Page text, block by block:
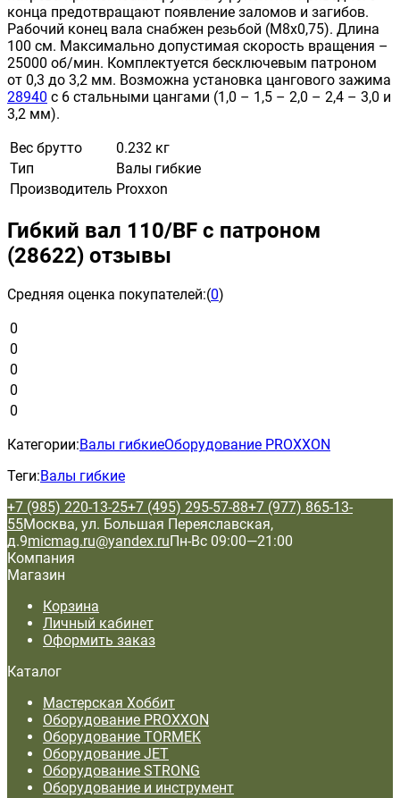
конца предотвращают появление заломов и загибов.
Рабочий конец вала снабжен резьбой (М8х0,75). Длина
100 см. Максимально допустимая скорость вращения –
25000 об/мин. Комплектуется бесключевым патроном
от 0,3 до 3,2 мм. Возможна установка цангового зажима
28940 с 6 стальными цангами (1,0 – 1,5 – 2,0 – 2,4 – 3,0 и
3,2 мм).
Вес брутто
0.232 кг
Тип
Валы гибкие
Производитель Proxxon
Гибкий вал 110/BF с патроном
(28622) отзывы
Средняя оценка покупателей:(0)
0
0
0
0
0
Категории:Валы гибкиеОборудование PROXXON
Теги:Валы гибкие
+7 (985) 220-13-25+7 (495) 295-57-88+7 (977) 865-13-
55Москва, ул. Большая Переяславская,
д.9micmag.ru@yandex.ruПн-Вс 09:00—21:00
Компания
Магазин
Корзина
Личный кабинет
Оформить заказ
Каталог
Мастерская Хоббит
Оборудование PROXXON
Оборудование TORMEK
Оборудование JET
Оборудование STRONG
Оборудование и инструмент